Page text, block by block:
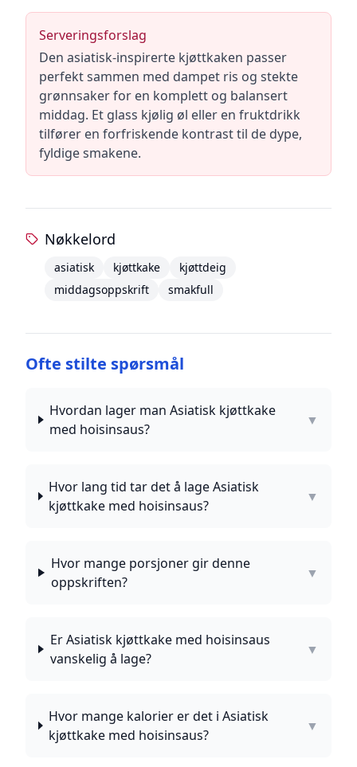
Serveringsforslag
Den asiatisk-inspirerte kjøttkaken passer
perfekt sammen med dampet ris og stekte
grønnsaker for en komplett og balansert
middag. Et glass kjølig øl eller en fruktdrikk
tilfører en forfriskende kontrast til de dype,
fyldige smakene.
Nøkkelord
asiatisk kjøttkake
kjøttdeig
middagsoppskrift
smakfull
Ofte stilte spørsmål
Hvordan lager man Asiatisk kjøttkake
med hoisinsaus?
▼
Hvor lang tid tar det å lage Asiatisk
kjøttkake med hoisinsaus?
▼
Hvor mange porsjoner gir denne
oppskriften?
▼
Er Asiatisk kjøttkake med hoisinsaus
vanskelig å lage?
▼
Hvor mange kalorier er det i Asiatisk
kjøttkake med hoisinsaus?
▼